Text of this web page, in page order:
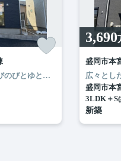
スサッシで夏も冬も快適☆ ご相
ぜひお気軽に無料フォームかR‐
ローリングの4LDKの間取りで
広々としたリビングでのびのびとゆとりのある空間を楽しめます。
3,690
盛岡市本
盛岡市本
3LDK＋
新築